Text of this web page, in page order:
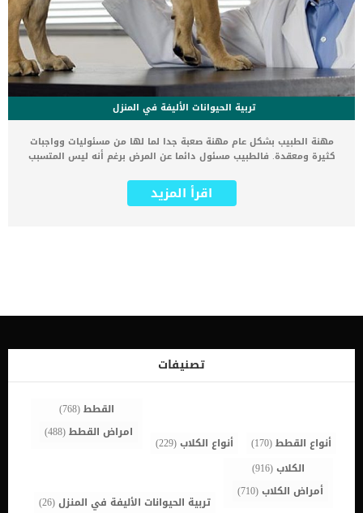
تربية الحيوانات الأليفة في المنزل
مهنة الطبيب بشكل عام مهنة صعبة جدا لما لها من مسئوليات وواجبات
كثيرة ومعقدة. فالطبيب مسئول دائما عن المرض برغم أنه ليس المتسبب
فإن الطبيب يواجه صعوبات كثيرة أثناء عمله أولها هو صعوبة وصف
الأعراض المرضية من قبل المريض مما يجعله دائما في حاجة للتركيز
تداخل الأمراض والأعراض و طرق علاجها. لذلك قبل ذهابك إلى موعدك مع
الكثيرين بدون قصد والتي قد تؤخر شفاء حيواناتك الأليفة. كما ان هذه
الأخطاء وتجنبها سيساعد الطبيب البيطري بشكل كبير في تحديد المشاكل
اقرأ المزيد
تصنيفات
أنواع القطط(170) أنواع الكلاب(229)
القطط(768)
امراض القطط(488)
الكلاب(916)
أمراض الكلاب(710)
تربية الحيوانات الأليفة في المنزل(26)